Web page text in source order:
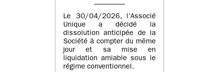
Le 30/04/2026, l’Associé
Unique a décidé la
dissolution anticipée de la
Société à compter du même
jour et sa mise en
liquidation amiable sous le
régime conventionnel.